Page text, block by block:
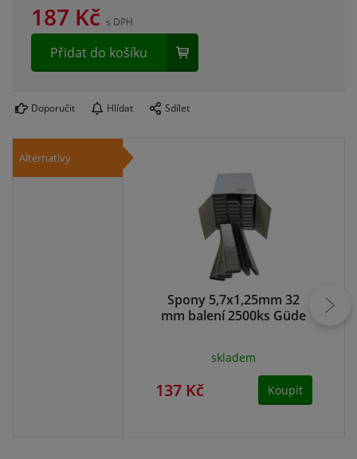
187 Kč s DPH
Přidat do košíku
Doporučit Hlídat Sdílet
Alternativy
Spony 5,7x1,25mm 32
mm balení 2500ks Güde
skladem
137 Kč Koupit